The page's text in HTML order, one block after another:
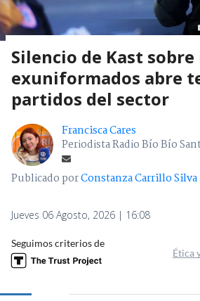
Silencio de Kast
exuniformados abre
partidos del sector
Francisca Cares
Periodista Radio Bío Bío
Publicado porConstanza Carrillo Silva
Jueves 06 Agosto, 2026 | 16:08
Seguimos criterios de
Ética